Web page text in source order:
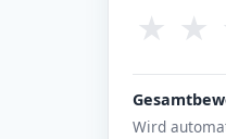
★ ★
Wird